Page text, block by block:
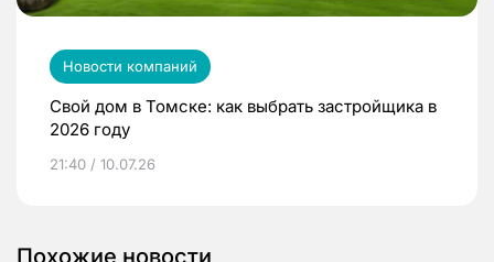
Новости компаний
Свой дом в Томске: как выбрать застройщика в
2026 году
21:40 / 10.07.26
Похожие новости